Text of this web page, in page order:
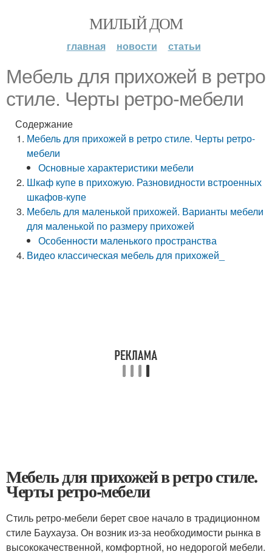
МИЛЫЙ ДОМ
главная новости статьи
Мебель для прихожей в ретро
стиле. Черты ретро-мебели
Содержание
Мебель для прихожей в ретро стиле. Черты ретро-
мебели
Основные характеристики мебели
Шкаф купе в прихожую. Разновидности встроенных
шкафов-купе
Мебель для маленькой прихожей. Варианты мебели
для маленькой по размеру прихожей
Особенности маленького пространства
Видео классическая мебель для прихожей_
Мебель для прихожей в ретро стиле.
Черты ретро-мебели
Стиль ретро-мебели берет свое начало в традиционном
стиле Баухауза. Он возник из-за необходимости рынка в
высококачественной, комфортной, но недорогой мебели.